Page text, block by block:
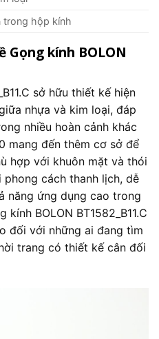
trong hộp kính
Gọng kính BOLON
sở hữu thiết kế hiện
nhựa và kim loại, đáp
nhiều hoàn cảnh khác
mang đến thêm cơ sở để
hợp với khuôn mặt và thói
phong cách thanh lịch, dễ
năng ứng dụng cao trong
BOLON BT1582_B11.C
đối với những ai đang tìm
trang có thiết kế cân đối